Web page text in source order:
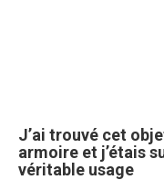
J’ai trouvé cet
armoire et j’étais
véritable usage